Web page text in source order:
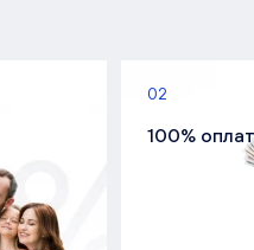
02
100%